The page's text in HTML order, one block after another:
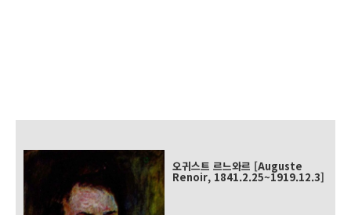
오귀스트 르느와르 [Auguste
Renoir, 1841.2.25~1919.12.3]